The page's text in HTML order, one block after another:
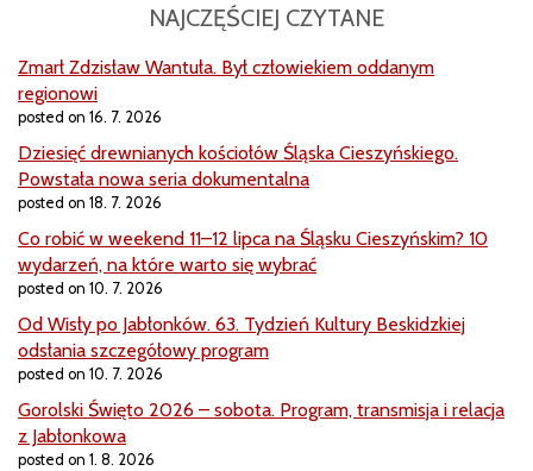
NAJCZĘŚCIEJ CZYTANE
Zmarł Zdzisław Wantuła. Był człowiekiem oddanym
regionowi
posted on 16. 7. 2026
Dziesięć drewnianych kościołów Śląska Cieszyńskiego.
Powstała nowa seria dokumentalna
posted on 18. 7. 2026
Co robić w weekend 11–12 lipca na Śląsku Cieszyńskim? 10
wydarzeń, na które warto się wybrać
posted on 10. 7. 2026
Od Wisły po Jabłonków. 63. Tydzień Kultury Beskidzkiej
odsłania szczegółowy program
posted on 10. 7. 2026
Gorolski Święto 2026 – sobota. Program, transmisja i relacja
z Jabłonkowa
posted on 1. 8. 2026